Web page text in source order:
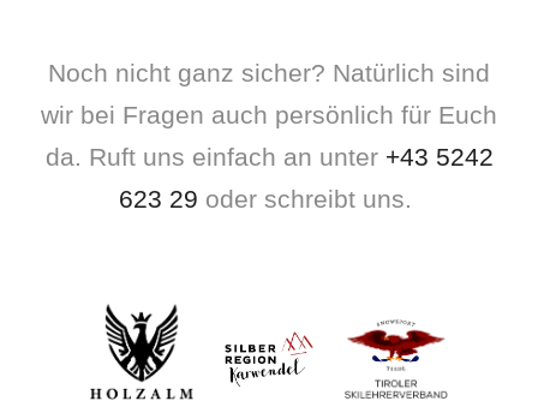
Noch nicht ganz sicher? Natürlich sind
wir bei Fragen auch persönlich für Euch
da. Ruft uns einfach an unter +43 5242
623 29 oder schreibt uns.